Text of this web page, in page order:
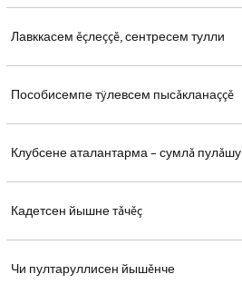
Лавккасем ĕçлеççĕ, сентресем тулли
Пособисемпе тÿлевсем пысăкланаççĕ
Клубсене аталантарма – сумлă пулăшу
Кадетсен йышне тăчĕç
Чи пултаруллисен йышĕнче